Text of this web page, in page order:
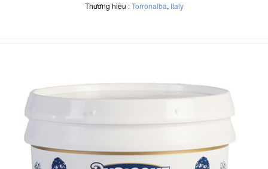
Thương hiệu :Torronalba, Italy